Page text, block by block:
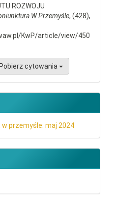
ROZWOJU
W Przemyśle, (428),
KwP/article/view/450
Pobierz cytowania
w przemyśle: maj 2024